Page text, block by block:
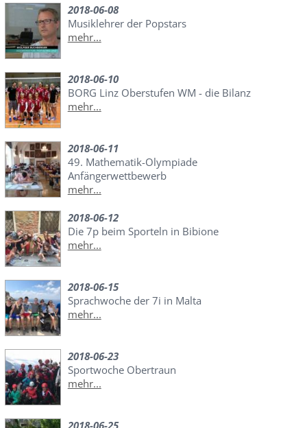
2018-06-08
Musiklehrer der Popstars
mehr...
2018-06-10
BORG Linz Oberstufen WM - die Bilanz
mehr...
2018-06-11
49. Mathematik-Olympiade
Anfängerwettbewerb
mehr...
2018-06-12
Die 7p beim Sporteln in Bibione
mehr...
2018-06-15
Sprachwoche der 7i in Malta
mehr...
2018-06-23
Sportwoche Obertraun
mehr...